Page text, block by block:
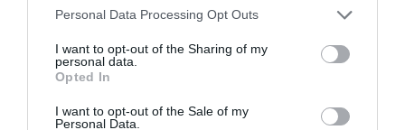
Personal Data Processing Opt Outs
I want to opt-out of the Sharing of my
personal data.
Opted In
I want to opt-out of the Sale of my
Personal Data.
Algoritmos y aspiración